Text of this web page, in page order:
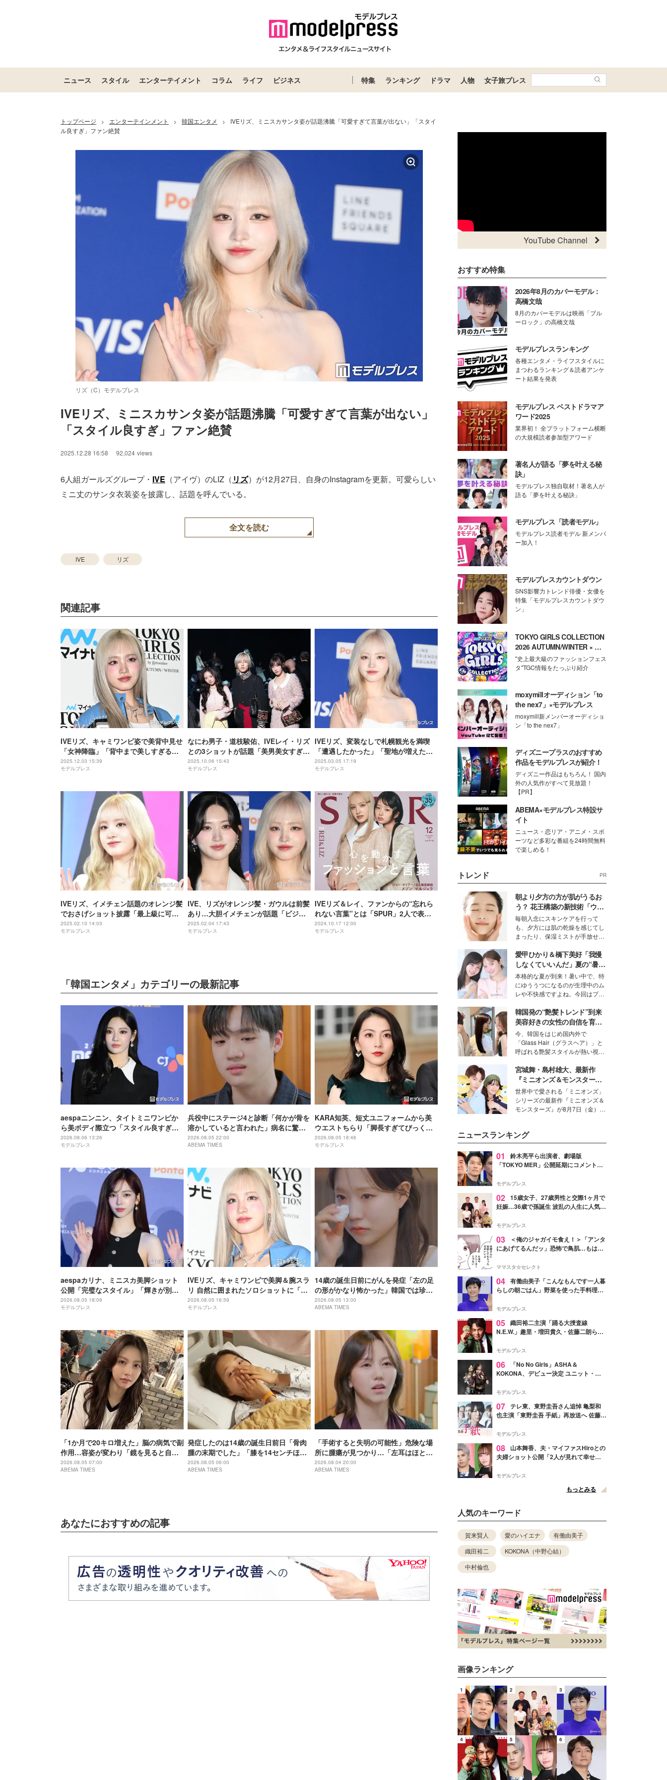
ニュース スタイル エンターテイメント コラム ライフ ビジネス 特集 ランキング ドラマ 人物 女子旅プレス
トップページ > エンターテインメント > 韓国エンタメ >
IVEリズ、ミニスカサンタ姿が話題沸騰「可愛すぎて言葉が出ない」「スタイ
ル良すぎ」ファン絶賛
リズ（C）モデルプレス
Unmute /
IVEリズ、ミニスカサンタ姿が話題沸騰「可愛すぎて言葉が出ない」
「スタイル良すぎ」ファン絶賛
2025.12.28 16:58 92,024 views
6人組ガールズグループ・ IVE （アイヴ）のLIZ（ リズ）が12月27日、自身のInstagramを更新。可愛らしい
ミニ丈のサンタ衣装姿を披露し、話題を呼んでいる。
全文を読む
IVE リズ
関連記事
IVEリズ、キャミワンピ姿で美背中見せ
「女神降臨」「背中まで美しすぎる」
の声
2025.12.03 15:39
モデルプレス
なにわ男子・道枝駿佑、IVEレイ・リズ
との3ショットが話題「美男美女すぎ」
「漫画の世界から出てきたみたい」
2025.10.06 15:43
モデルプレス
IVEリズ、変装なしで札幌観光を満喫
「遭遇したかった」「聖地が増えた」
と反響続々
2025.03.05 17:19
モデルプレス
IVEリズ、イメチェン話題のオレンジ髪
でおさげショット披露「最上級に可愛
い」「伝説残しそう」の声
2025.02.10 14:03
モデルプレス
IVE、リズがオレンジ髪・ガウルは前髪
あり…大胆イメチェンが話題「ビジュ
優勝」「どんな髪型も似合う」と反響
2025.02.04 17:43
モデルプレス
IVEリズ＆レイ、ファンからの“忘れら
れない言葉”とは「SPUR」2人で表紙
登場
2024.10.17 12:00
モデルプレス
「韓国エンタメ」カテゴリーの最新記事
aespaニンニン、タイトミニワンピか
ら美ボディ際立つ「スタイル良すぎ」
「蛍光ピンク着こなせるのすごい」の
声
2026.08.06 13:26
モデルプレス
兵役中にステージ4と診断「何かが骨を
溶かしていると言われた」病名に驚
き…両親にも言えぬ日々「家計が苦し
いなかで…」
2026.08.05 22:00
ABEMA TIMES
KARA知英、短丈ユニフォームから美
ウエストちらり「脚長すぎてびっく
り」「圧巻のスタイル」と反響
2026.08.05 18:46
モデルプレス
aespaカリナ、ミニスカ美脚ショット
公開「完璧なスタイル」「輝きが別
格」と反響
2026.08.05 18:09
モデルプレス
IVEリズ、キャミワンピで美脚＆腕スラ
リ 自然に囲まれたソロショットに「森
の中の妖精みたい」「絵になるとはこ
のこと」と反響
2026.08.05 16:59
モデルプレス
14歳の誕生日前にがんを発症「左の足
の形がかなり怖かった」韓国では珍し
いがんを患い…「骨をかなり削りまし
た」
2026.08.05 13:00
ABEMA TIMES
「1か月で20キロ増えた」脳の病気で副
作用…容姿が変わり「鏡を見ると自分
とは思えなかった」壮絶な闘病生活明
かす
2026.08.05 07:00
ABEMA TIMES
発症したのは14歳の誕生日前日「骨肉
腫の末期でした」「膝を14センチほど
切って…」壮絶な過去明かす
2026.08.05 06:00
ABEMA TIMES
「手術すると失明の可能性」危険な場
所に腫瘍が見つかり…「左耳はほとん
ど聞こえません」
2026.08.04 20:00
ABEMA TIMES
あなたにおすすめの記事
YouTube Channel
おすすめ特集
2026年8月のカバーモデル：
高橋文哉
8月のカバーモデルは映画「ブル
ーロック」の高橋文哉
モデルプレスランキング
各種エンタメ・ライフスタイルに
まつわるランキング＆読者アンケ
ート結果を発表
モデルプレス ベストドラマア
ワード2025
業界初！ 全プラットフォーム横断
の大規模読者参加型アワード
著名人が語る「夢を叶える秘
訣」
モデルプレス独自取材！著名人が
語る「夢を叶える秘訣」
モデルプレス「読者モデル」
モデルプレス読者モデル 新メンバ
ー加入！
モデルプレスカウントダウン
SNS影響力トレンド俳優・女優を
特集「モデルプレスカウントダウ
ン」
TOKYO GIRLS COLLECTION
2026 AUTUMN/WINTER × モ
デルプレス
"史上最大級のファッションフェス
タ"TGC情報をたっぷり紹介
moxymillオーディション「to
the nex7」×モデルプレス
moxymill新メンバーオーディショ
ン「to the nex7」
ディズニープラスのおすすめ
作品をモデルプレスが紹介！
ディズニー作品はもちろん！ 国内
外の人気作がすべて見放題！
【PR】
ABEMA×モデルプレス特設サ
イト
ニュース・恋リア・アニメ・スポ
ーツなど多彩な番組を24時間無料
で楽しめる！
トレンド PR
朝より夕方の方が肌がうるお
う？ 花王構築の新技術「ウォ
ーターキャプチャリングスキ
ン（捕水肌）」がスキンケア
の常識を変える予感
毎朝入念にスキンケアを行って
も、夕方には肌の乾燥を感じてし
まったり、保湿ミストが手放せな
な美容の常識を大きく変える可能
性を秘めた、革新的な「Water
Capturing Skin（ウォーターキャ
プチャリングスキン：捕水肌）」
技術を、花王が構築した。
愛甲ひかり＆橋下美好「我慢
しなくていいんだ」夏の“暑さ
対策”の新しい選択肢とは？
本格的な夏が到来！暑い中で、特
にゆううつになるのが生理中のム
レや不快感ですよね。今回はプラ
モデル・愛甲ひかりさんと橋下美
好さんを迎えて本音で女子会トー
ク。猛暑のお出かけを快適に過ご
すヒントや、2人が感動した夏の
生理の新常識にも迫りました。
韓国発の“艶髪トレンド”到来
美容好きの女性の自信を育む
「ヘアケア事情」って？
今、韓国をはじめ国内外で
「Glass Hair（グラスヘア）」と
呼ばれる艶髪スタイルが熱い視線
ションの完成度を高めるベースと
して、“髪そのものの美しさ”に改
めて注目する人が増えている様
子。今回は、そんな憧れの艶やか
な髪を日常で叶える、美容好きの
女性たちのヘアケア事情を紹介し
宮城舞・島村雄大、最新作
『ミニオンズ＆モンスター
ズ』の魅力熱弁 ハチャメチャ
だけじゃない“友情と絆”に感
動
世界中で愛される「ミニオンズ」
シリーズの最新作『ミニオンズ＆
モンスターズ』が8月7日（金）に
デルの宮城舞と島村雄大の特別対
談をお届け！それぞれの視点か
ら、今作ならではの魅力や予想外
の感動をもたらす奥深いストーリ
た。
ニュースランキング
01
鈴木亮平ら出演者、劇場版
「TOKYO MER」公開延期にコメント
最大の敬意とエールを」
モデルプレス
02 15歳女子、27歳男性と交際1ヶ月で
妊娠…36歳で孫誕生 波乱の人生に人気タ
よ！」
モデルプレス
03
＜俺のジャガイモ食え！＞「アンタ
にあげてるんだッ」恐怖で鳥肌…もはや
ママスタ☆セレクト
04 有働由美子「こんなもんです一人暮
らしの朝ごはん」野菜を使った手料理公
そう」と反響
モデルプレス
05 織田裕二主演「踊る大捜査線
N.E.W.」趣里・増田貴久・佐藤二朗ら新
徴する“謎のキーワード”も
モデルプレス
06
「No No Girls」ASHA＆
KOKONA、デビュー決定 ユニット・
リリースへ
モデルプレス
07 テレ東、東野圭吾さん追悼 亀梨和
也主演「東野圭吾 手紙」再放送へ 佐藤隆
モデルプレス
08
山本舞香、夫・マイファスHiroとの
夫婦ショット公開「2人が見れて幸せ」
モデルプレス
もっとみる
人気のキーワード
賀来賢人 愛のハイエナ
有働由美子
織田裕二
KOKONA（中野心結）
中村倫也
画像ランキング
1 2 3
4 5 6